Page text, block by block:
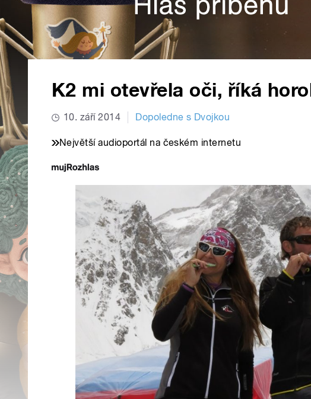
K2 mi otevřela oči, říká
10. září 2014 Dopoledne s Dvojkou
Největší audioportál na českém internetu